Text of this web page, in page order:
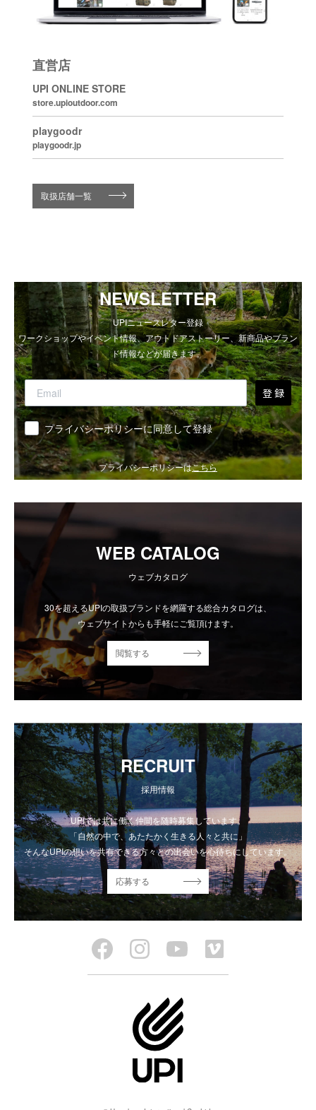
直営店
UPI ONLINE STORE
store.upioutdoor.com
playgoodr
playgoodr.jp
取扱店舗一覧
NEWSLETTER
UPIニュースレター登録
ワークショップやイベント情報、アウトドアストーリー、新商品やブラン
ド情報などが届きます。
登 録
同意 プライバシーポリシーに同意して登録
プライバシーポリシーはこちら
WEB CATALOG
ウェブカタログ
30を超えるUPIの取扱ブランドを網羅する総合カタログは、
ウェブサイトからも手軽にご覧頂けます。
閲覧する
RECRUIT
採用情報
UPIでは共に働く仲間を随時募集しています。
「自然の中で、あたたかく生きる人々と共に」
そんなUPIの想いを共有できる方々との出会いを心待ちにしています。
応募する